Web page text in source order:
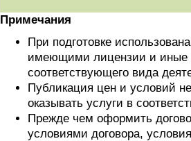
Примечания
При подготовке
имеющими лицензии и иные
соответствующего вида
Публикация цен и условий
оказывать услуги в
Прежде чем оформить
условиями договора,